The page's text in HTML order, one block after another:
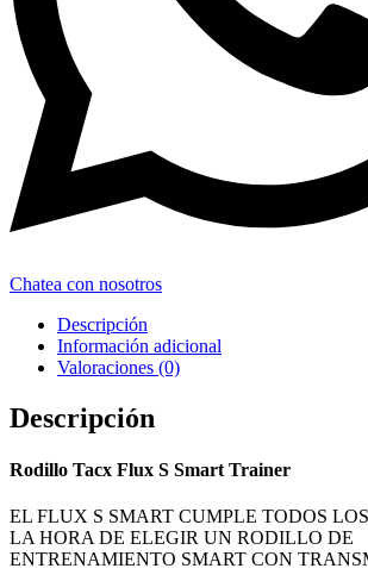
Chatea con nosotros
Descripción
Información adicional
Valoraciones (0)
Descripción
Rodillo Tacx Flux S Smart Trainer
EL FLUX S SMART CUMPLE TODOS
LA HORA DE ELEGIR UN RODILLO DE
ENTRENAMIENTO SMART CON